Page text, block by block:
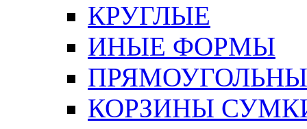
КРУГЛЫЕ
ИНЫЕ ФОРМЫ
КОРЗИНЫ